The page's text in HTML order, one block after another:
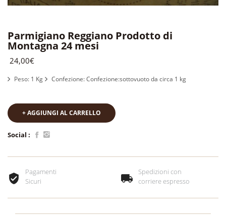
Parmigiano Reggiano Prodotto di
Montagna 24 mesi
24,00€
Peso: 1 Kg Confezione: Confezione:sottovuoto da circa 1 kg
+ AGGIUNGI AL CARRELLO
Social :
Pagamenti
Sicuri
Spedizioni con
corriere espresso